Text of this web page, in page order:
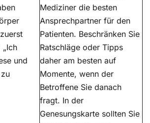
„Ich
und
Mediziner die besten
Ansprechpartner für den
Patienten. Beschränken Sie
Ratschläge oder Tipps
daher am besten auf
Momente, wenn der
Betroffene Sie danach
fragt. In der
Genesungskarte sollten Sie